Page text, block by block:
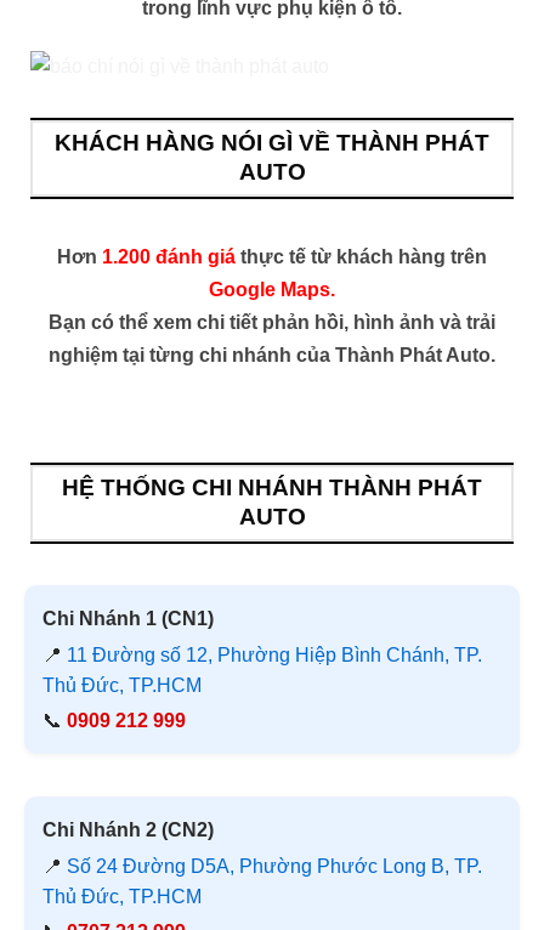
trong lĩnh vực phụ kiện ô tô.
KHÁCH HÀNG NÓI GÌ VỀ THÀNH PHÁT
AUTO
Hơn 1.200 đánh giá thực tế từ khách hàng trên
Google Maps.
Bạn có thể xem chi tiết phản hồi, hình ảnh và trải
nghiệm tại từng chi nhánh của Thành Phát Auto.
HỆ THỐNG CHI NHÁNH THÀNH PHÁT
AUTO
Chi Nhánh 1 (CN1)
📍 11 Đường số 12, Phường Hiệp Bình Chánh, TP.
Thủ Đức, TP.HCM
📞 0909 212 999
Chi Nhánh 2 (CN2)
📍 Số 24 Đường D5A, Phường Phước Long B, TP.
Thủ Đức, TP.HCM